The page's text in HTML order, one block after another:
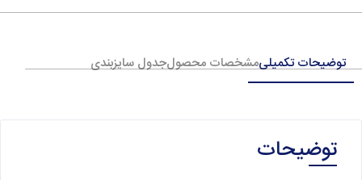
توضیحات تکمیلیمشخصات محصولجدول سایزبندی
توضیحات